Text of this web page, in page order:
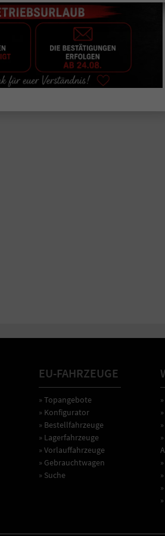
EU-FAHRZEUGE
» Topangebote
» Konfigurator
» Bestellfahrzeuge
» Lagerfahrzeuge
» Vorlauffahrzeuge
» Gebrauchtwagen
» Suche